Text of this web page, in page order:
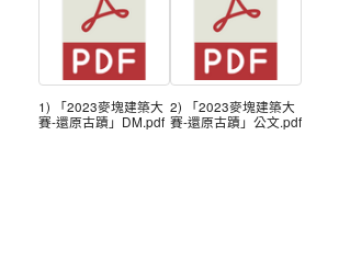
1) 「2023麥塊建築大
賽-還原古蹟」DM.pdf
2) 「2023麥塊建築大
賽-還原古蹟」公文.pdf